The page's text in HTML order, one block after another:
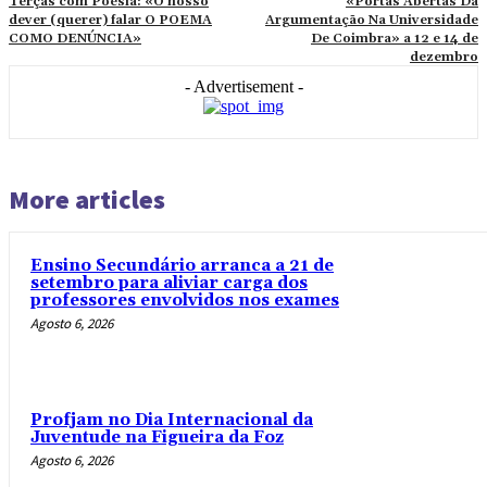
dever (querer) falar O POEMA
COMO DENÚNCIA»
Argumentação Na Universidade
De Coimbra» a 12 e 14 de
dezembro
- Advertisement -
More articles
Ensino Secundário arranca a 21 de
setembro para aliviar carga dos
professores envolvidos nos exames
Agosto 6, 2026
Profjam no Dia Internacional da
Juventude na Figueira da Foz
Agosto 6, 2026